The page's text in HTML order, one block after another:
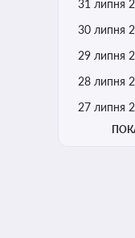
31 липня
30 липня
29 липня
28 липня
27 липня